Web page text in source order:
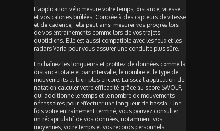
L’application vélo mesure votre temps, distance, vitesse
et vos calories brûlées. Couplée à des capteurs de vitesse
et de cadence, elle peut ainsi mesurer vos progrès lors
de vos entraînements comme lors de vos trajets
quotidiens. Elle est aussi compatible avec les feux et les
radars Varia pour vous assurer une conduite plus sûre.
Enchaînez les longueurs et profitez de données comme la
distance totale et par intervalle, le nombre et le type de
mouvements et bien plus encore. Laissez l’application de
natation calculer votre efficacité grâce au score SWOLF,
qui additionne le temps et le nombre de mouvements
nécessaires pour effectuer une longueur de bassin. Une
fois votre entraînement terminé, vous pouvez consulter
un récapitulatif de vos données, notamment vos
moyennes, votre temps et vos records personnels.